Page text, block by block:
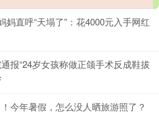
妈直呼“天塌了”：花4000元入手网红
报“24岁女孩称做正颌手术反成鞋拔
今年暑假，怎么没人晒旅游照了？